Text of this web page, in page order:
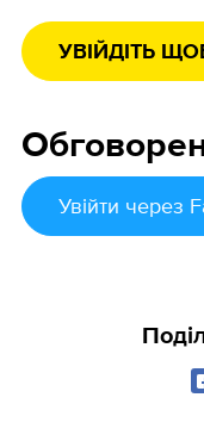
УВІЙДІТЬ
Увійти через